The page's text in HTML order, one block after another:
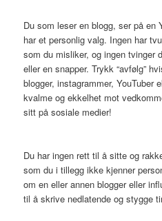
Du som leser en blogg, ser på en
har et personlig valg. Ingen har
som du misliker, og ingen tvinger
eller en snapper. Trykk “avfølg”
blogger, instagrammer, YouTuber
kvalme og ekkelhet mot
sitt på sosiale medier!
Du har ingen rett til å sitte og
som du i tillegg ikke kjenner
om en eller annen blogger eller
til å skrive nedlatende og stygge